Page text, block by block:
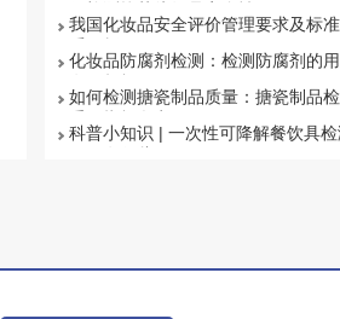
我国化妆品安全评价管理要求及标
化妆品防腐剂检测：检测防腐剂的
如何检测搪瓷制品质量：搪瓷制品检
科普小知识 | 一次性可降解餐饮具检